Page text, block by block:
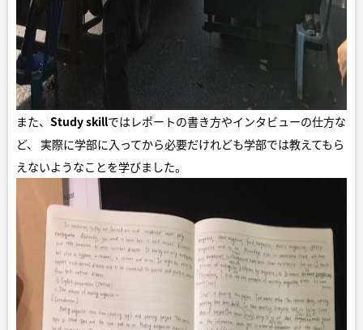
また、 Study skillではレポートの書き方やインタビューの仕方な
ど、 実際に学部に入ってから必要だけれども学部では教えてもら
えないようなことを学びました。